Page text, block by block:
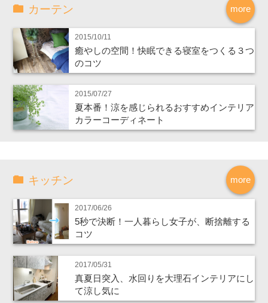
more
カーテン
2015/10/11
癒やしの空間！快眠できる寝室をつくる３つ
のコツ
2015/07/27
夏本番！涼を感じられるおすすめインテリア
カラーコーディネート
more
キッチン
2017/06/26
5秒で決断！一人暮らし女子が、断捨離する
コツ
2017/05/31
真夏日突入、水回りを大理石インテリアにし
て涼し気に